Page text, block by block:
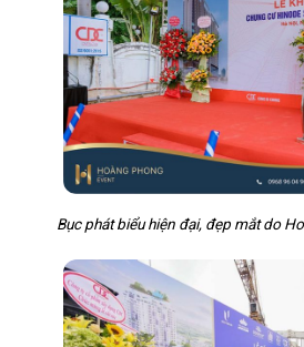
Bục phát biểu hiện đại, đẹp mắt do